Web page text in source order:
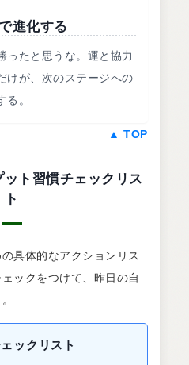
進化する
ったと思うな。運と協力
けが、次のステージへの
る。
▲ TOP
ト習慣チェックリス
ト
具体的なアクションリス
ックをつけて、昨日の自
ックリスト